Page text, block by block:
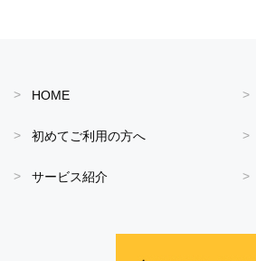
HOME
初めてご利用の方へ
サービス紹介